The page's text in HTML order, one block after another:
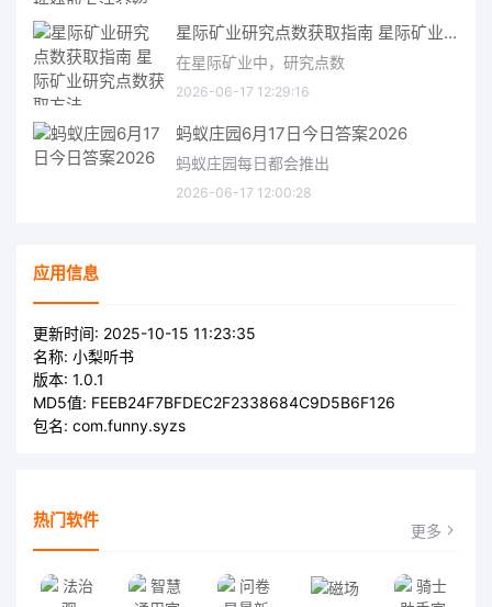
星际矿业研究点数获取指南 星际矿业研究点数获取方法
在星际矿业中，研究点数
2026-06-17 12:29:16
蚂蚁庄园6月17日今日答案2026
蚂蚁庄园每日都会推出
2026-06-17 12:00:28
应用信息
更新时间: 2025-10-15 11:23:35
名称: 小梨听书
版本: 1.0.1
MD5值: FEEB24F7BFDEC2F2338684C9D5B6F126
包名: com.funny.syzs
热门软件 更多